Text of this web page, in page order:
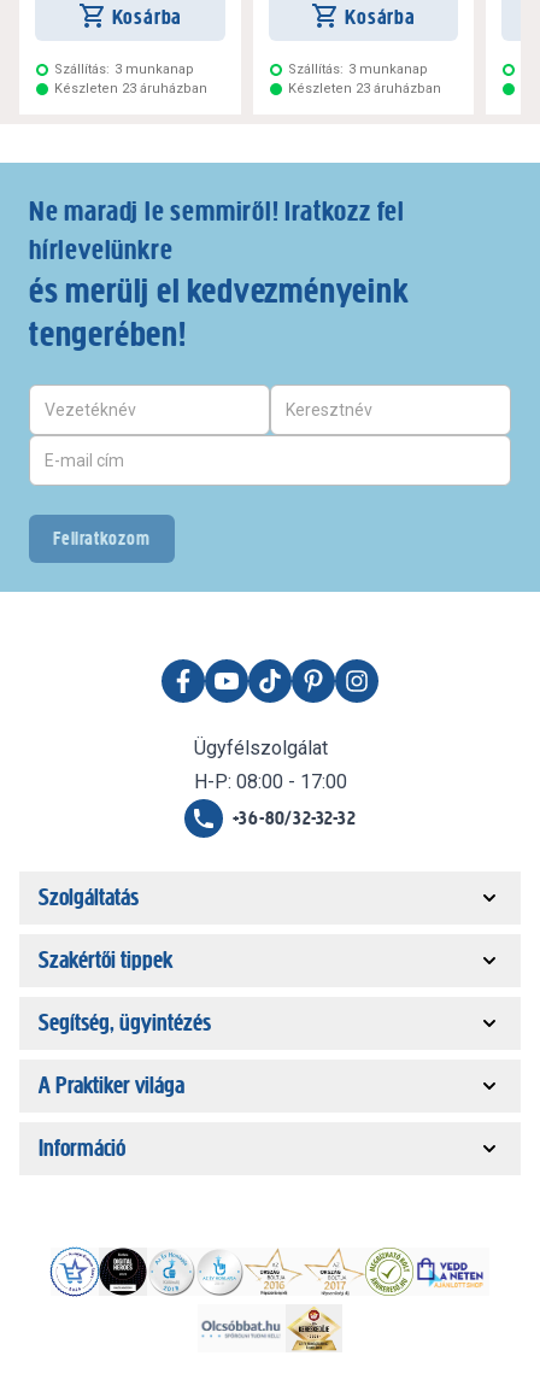
Kosárba
Szállítás: 3 munkanap
Készleten 23 áruházban
Kosárba
Szállítás: 3 munkanap
Készleten 23 áruházban
Ne maradj le semmiről! Iratkozz fel
hírlevelünkre
és merülj el kedvezményeink
tengerében!
Feliratkozom
Ügyfélszolgálat
H-P: 08:00 - 17:00
+36-80/32-32-32
Szolgáltatás
Szakértői tippek
Segítség, ügyintézés
A Praktiker világa
Információ